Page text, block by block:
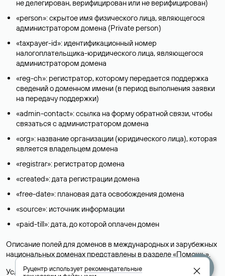
не делегирован, верифицирован или не верифицирован)
«person»: скрытое имя физического лица, являющегося
администратором домена (Privatе person)
«taxpayer-id»: идентификационный номер
налогоплательщика-юридического лица, являющегося
администратором домена
«reg-ch»: регистратор, которому передается поддержка
сведений о доменном имени (в период выполнения заявки
на передачу поддержки)
«admin-contact»: ссылка на форму обратной связи, чтобы
связаться с администратором домена
«org»: название организации (юридического лица), которая
является владельцем домена
«registrar»: регистратор домена
«created»: дата регистрации домена
«free-date»: плановая дата освобождения домена
«source»: источник информации
«paid-till»: дата, до которой оплачен домен
Описание полей для доменов в международных и зарубежных
национальных доменах представлены в разделе «Помощь».
Условия использования Whois-сервиса
Руцентр используетрекомендательные